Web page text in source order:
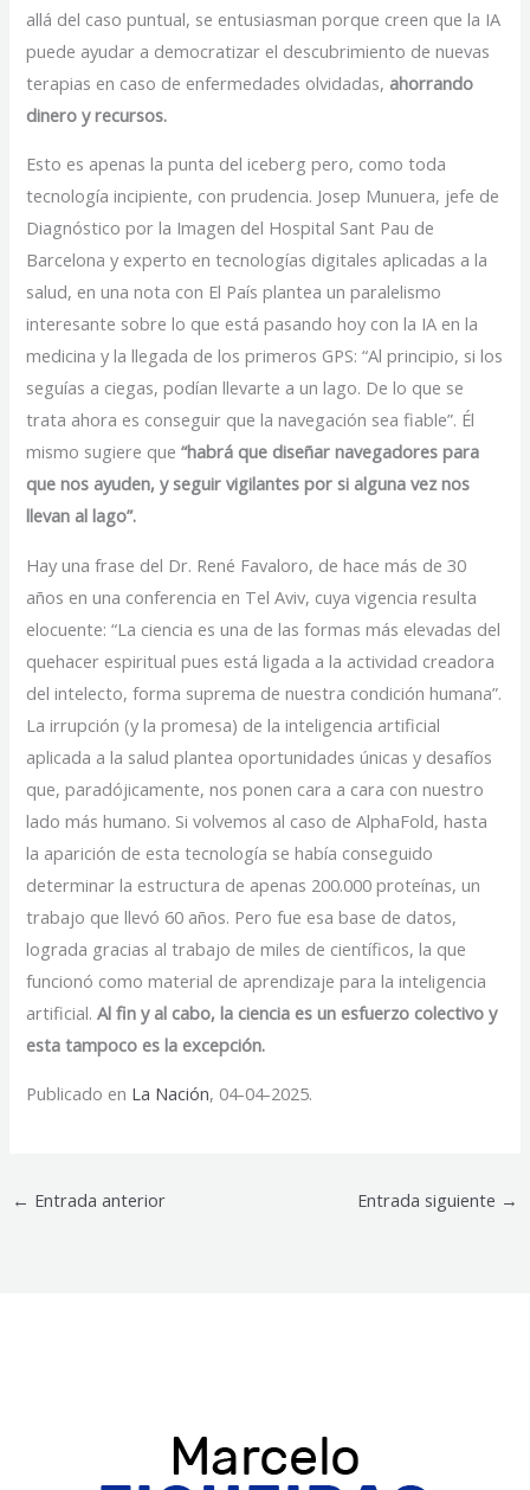
allá del caso puntual, se entusiasman porque creen que la IA
puede ayudar a democratizar el descubrimiento de nuevas
terapias en caso de enfermedades olvidadas, ahorrando
dinero y recursos.
Esto es apenas la punta del iceberg pero, como toda
tecnología incipiente, con prudencia. Josep Munuera, jefe de
Diagnóstico por la Imagen del Hospital Sant Pau de
Barcelona y experto en tecnologías digitales aplicadas a la
salud, en una nota con El País plantea un paralelismo
interesante sobre lo que está pasando hoy con la IA en la
medicina y la llegada de los primeros GPS: “Al principio, si los
seguías a ciegas, podían llevarte a un lago. De lo que se
trata ahora es conseguir que la navegación sea fiable”. Él
mismo sugiere que“habrá que diseñar navegadores para
que nos ayuden, y seguir vigilantes por si alguna vez nos
llevan al lago”.
Hay una frase del Dr. René Favaloro, de hace más de 30
años en una conferencia en Tel Aviv, cuya vigencia resulta
elocuente: “La ciencia es una de las formas más elevadas del
quehacer espiritual pues está ligada a la actividad creadora
del intelecto, forma suprema de nuestra condición humana”.
La irrupción (y la promesa) de la inteligencia artificial
aplicada a la salud plantea oportunidades únicas y desafíos
que, paradójicamente, nos ponen cara a cara con nuestro
lado más humano. Si volvemos al caso de AlphaFold, hasta
la aparición de esta tecnología se había conseguido
determinar la estructura de apenas 200.000 proteínas, un
trabajo que llevó 60 años. Pero fue esa base de datos,
lograda gracias al trabajo de miles de científicos, la que
funcionó como material de aprendizaje para la inteligencia
artificial.Al fin y al cabo, la ciencia es un esfuerzo colectivo y
esta tampoco es la excepción.
Publicado en La Nación, 04-04-2025.
← Entrada anterior Entrada siguiente →